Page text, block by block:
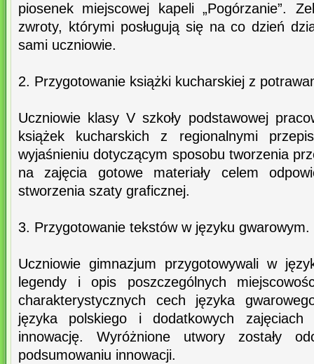
piosenek miejscowej kapeli „Pogórzanie”.
zwroty, którymi posługują się na co dzień
sami uczniowie.
2. Przygotowanie książki kucharskiej z
Uczniowie klasy V szkoły podstawowej
książek kucharskich z regionalnymi
wyjaśnieniu dotyczącym sposobu tworzenia
na zajęcia gotowe materiały celem
stworzenia szaty graficznej.
3. Przygotowanie tekstów w języku gwarowym.
Uczniowie gimnazjum przygotowywali w
legendy i opis poszczególnych
charakterystycznych cech języka
języka polskiego i dodatkowych
innowację. Wyróżnione utwory zostały
podsumowaniu innowacji.